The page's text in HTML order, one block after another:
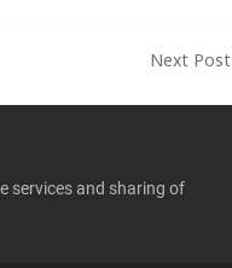
Next Post
services and sharing of